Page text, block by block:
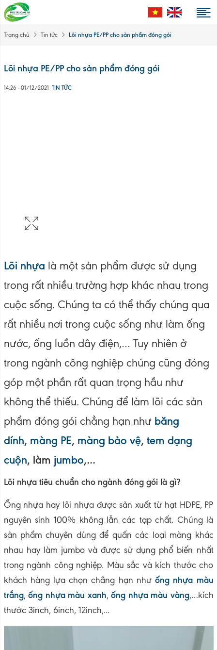
Trang chủ Tin tức Lõi nhựa PE/PP cho sản phẩm đóng gói
Lõi nhựa PE/PP cho sản phẩm đóng gói
14:26 - 01/12/2021 TIN TỨC
Lõi nhựa là một sản phẩm được sử dụng
trong rất nhiều trường hợp khác nhau trong
cuộc sống. Chúng ta có thể thấy chúng qua
rất nhiều nơi trong cuộc sống như làm ống
nước, ống luồn dây điện,… Tuy nhiên ở
trong ngành công nghiệp chúng cũng đóng
góp một phần rất quan trọng hầu như
không thể thiếu. Chúng để làm lõi các sản
phẩm đóng gói chẳng hạn như băng
dính, màng PE, màng bảo vệ, tem dạng
cuộn, làm jumbo,…
Lõi nhựa tiêu chuẩn cho ngành đóng gói là gì?
Ống nhựa hay lõi nhựa được sản xuất từ hạt HDPE, PP
nguyên sinh 100% không lẫn các tạp chất. Chúng là
sản phẩm chuyên dùng để quấn các loại màng khác
nhau hay làm jumbo và được sử dụng phổ biến nhất
trong ngành công nghiệp. Màu sắc và kích thước cho
khách hàng lựa chọn chẳng hạn nhưống nhựa màu
trắng, ống nhựa màu xanh, ống nhựa màu vàng,…kích
thước 3inch, 6inch, 12inch,...